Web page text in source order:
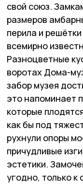
свой союз.
размеров
перила и
всемирно
Разноцветные
воротах Дома-
забор музея
это напоминает
которые
как бы под
рухнули опоры
причудливые
эстетики.
угодно, только